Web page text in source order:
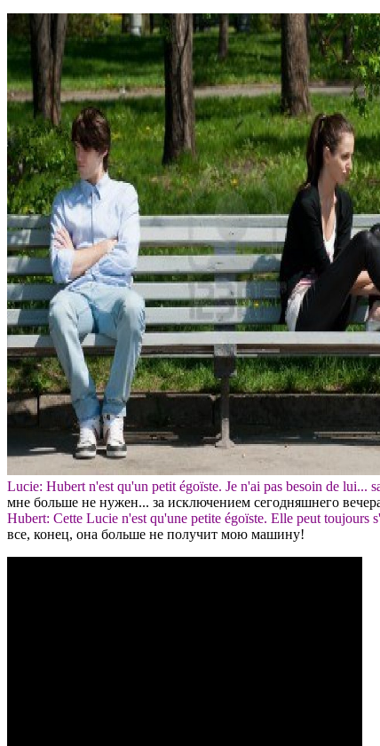
Lucie: Hubert n'est qu'un petit égoïste. Je n'ai pas besoin de lui...
мне больше не нужен... за исключением сегодняшнего
Hubert: Cette Lucie n'est qu'une petite égoïste. Elle peut toujours
все, конец, она больше не получит мою машину!